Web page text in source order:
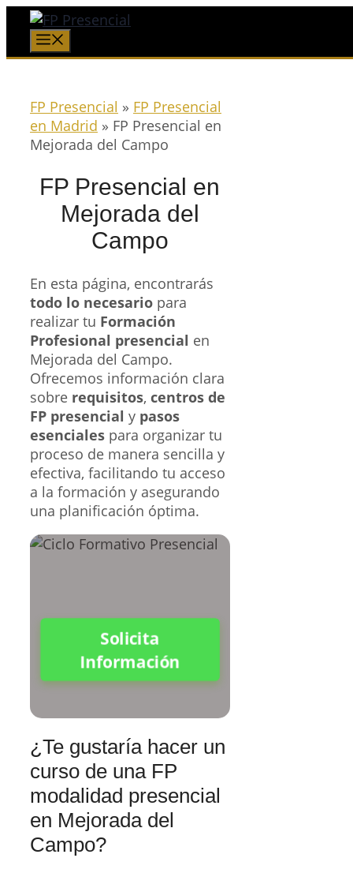
Saltar
contenido
FP Presencial » FP Presencial
en Madrid » FP Presencial en
Mejorada del Campo
FP Presencial en
Mejorada del
Campo
En esta página, encontrarás
todo lo necesario para
realizar tu Formación
Profesional presencial en
Mejorada del Campo.
Ofrecemos información clara
sobre requisitos, centros de
FP presencial y pasos
esenciales para organizar tu
proceso de manera sencilla y
efectiva, facilitando tu acceso
a la formación y asegurando
una planificación óptima.
Solicita
Información
¿Te gustaría hacer un
curso de una FP
modalidad presencial
en Mejorada del
Campo?